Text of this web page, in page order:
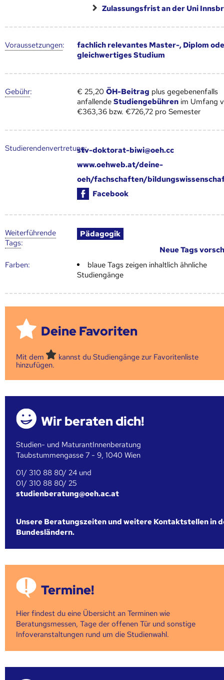
Zulassungsfrist an der Uni
Voraus­setzungen:
fachlich relevantes Master-, Diplom
gleichwertiges Studium
Gebühr: € 25,20ÖH-Beitrag plus gegebenenfalls
anfallendeStudiengebühren im Umfang
€363,36 bzw. €726,72 pro Semester
Studierendenvertretung:stv-doktorat-biwi@oeh.cc
www.oehweb.at/deine-
oeh/fachschaften/
Facebook
Weiter­führende
Tags:
Pädagogik
Neue Tags
Farben:
blaue Tags zeigen inhaltlich ähnliche
Studiengänge
Deine Favoriten
Mit dem
kannst du Studiengänge zur Favoritenliste
hinzufügen.
Wir beraten dich!
Studien- und MaturantInnenberatung
Taubstummengasse 7 - 9, 1040 Wien
01/ 310 88 80/ 24 und
01/ 310 88 80/ 25
studienberatung@oeh.ac.at
Unsere Beratungszeiten und weitere Kontaktstellen in
Bundesländern.
Termine!
Hier findest du eine Übersicht an Terminen wie
Beratungsmessen, Tage der offenen Tür und sonstige
Infoveranstaltungen rund um die Studienwahl.